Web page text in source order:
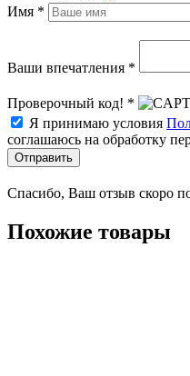
Имя *
Ваши впечатления *
Проверочный код! *
Я принимаю условия
соглашаюсь на обработку
Отправить
Спасибо, Ваш отзыв скоро
Похожие товары